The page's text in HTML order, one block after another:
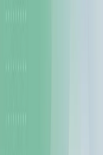
жалоба. Этот
части живота, под нижними
располагается сразу
этой зоне может говорить
безобидных до
Разберём, какие органы
почему может возникать
медлить с обращением к
Какие органы